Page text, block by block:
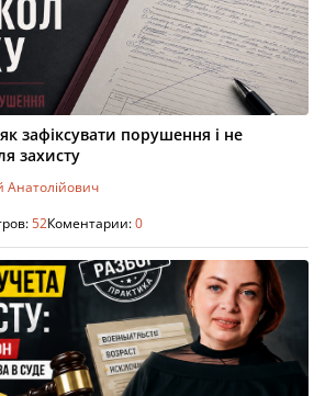
зафіксувати порушення і не
захисту
Анатолійович
52Коментарии:0